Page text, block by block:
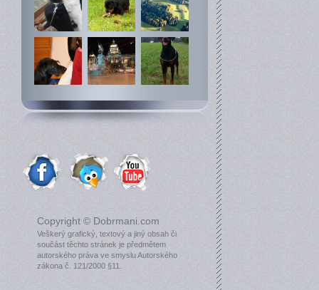
Copyright © Dobrmani.com
Veškerý grafický, textový a jiný obsah či
součást těchto stránek je předmětem
autorského práva ve smyslu Autorského
zákona č. 121/2000 §11.